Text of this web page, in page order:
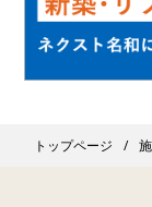
トップページ